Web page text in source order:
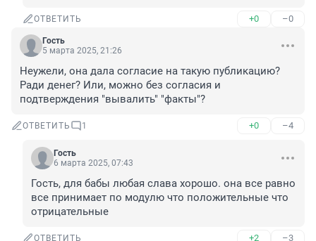
ОТВЕТИТЬ +0 –0
Гость
5 марта 2025, 21:26
Неужели, она дала согласие на такую публикацию?
Ради денег? Или, можно без согласия и
подтверждения "вывалить" "факты"?
ОТВЕТИТЬ 1 +0 –4
Гость
6 марта 2025, 07:43
Гость, для бабы любая слава хорошо. она все равно
все принимает по модулю что положительные что
отрицательные
ОТВЕТИТЬ +2 –3